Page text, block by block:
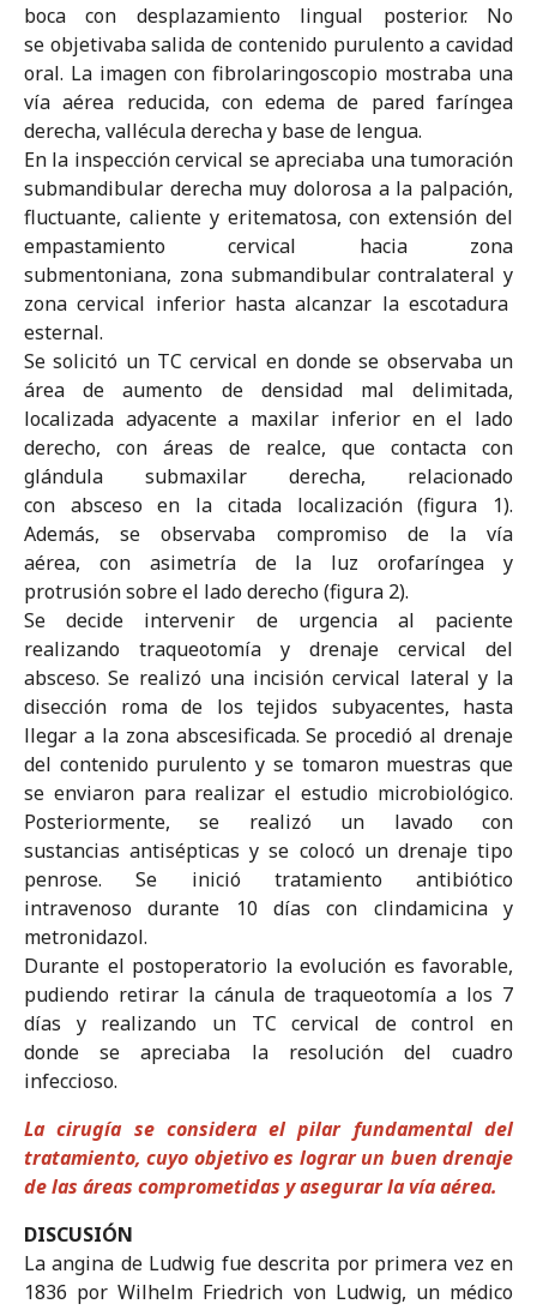
boca con desplazamiento lingual posterior. No
se objetivaba salida de contenido purulento a cavidad
oral. La imagen con fibrolaringoscopio mostraba una
vía aérea reducida, con edema de pared faríngea
derecha, vallécula derecha y base de lengua.
En la inspección cervical se apreciaba una tumoración
submandibular derecha muy dolorosa a la palpación,
fluctuante, caliente y eritematosa, con extensión del
empastamiento cervical hacia zona
submentoniana, zona submandibular contralateral y
zona cervical inferior hasta alcanzar la escotadura
esternal.
Se solicitó un TC cervical en donde se observaba un
área de aumento de densidad mal delimitada,
localizada adyacente a maxilar inferior en el lado
derecho, con áreas de realce, que contacta con
glándula submaxilar derecha, relacionado
con absceso en la citada localización (figura 1).
Además, se observaba compromiso de la vía
aérea, con asimetría de la luz orofaríngea y
protrusión sobre el lado derecho (figura 2).
Se decide intervenir de urgencia al paciente
realizando traqueotomía y drenaje cervical del
absceso. Se realizó una incisión cervical lateral y la
disección roma de los tejidos subyacentes, hasta
llegar a la zona abscesificada. Se procedió al drenaje
del contenido purulento y se tomaron muestras que
se enviaron para realizar el estudio microbiológico.
Posteriormente, se realizó un lavado con
sustancias antisépticas y se colocó un drenaje tipo
penrose. Se inició tratamiento antibiótico
intravenoso durante 10 días con clindamicina y
metronidazol.
Durante el postoperatorio la evolución es favorable,
pudiendo retirar la cánula de traqueotomía a los 7
días y realizando un TC cervical de control en
donde se apreciaba la resolución del cuadro
infeccioso.
La cirugía se considera el pilar fundamental del
tratamiento, cuyo objetivo es lograr un buen drenaje
de las áreas comprometidas y asegurar la vía aérea.
DISCUSIÓN
La angina de Ludwig fue descrita por primera vez en
1836 por Wilhelm Friedrich von Ludwig, un médico